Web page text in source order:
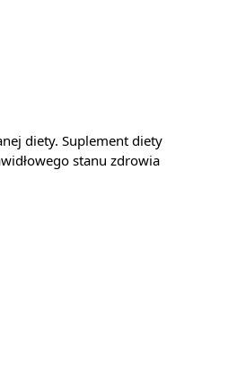
diety. Suplement diety
stanu zdrowia